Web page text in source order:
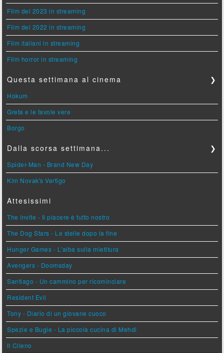
Film del 2023 in streaming
Film del 2022 in streaming
Film italiani in streaming
Film horror in streaming
Questa settimana al cinema ❯
Hokum
Greta e le favole vere
Borgo
Dalla scorsa settimana... ❯
Spider-Man - Brand New Day
Kim Novak's Vertigo
Attesissimi
The Invite - Il piacere è tutto nostro
The Dog Stars - Le stelle dopo la fine
Hunger Games - L'alba sulla mietitura
Avengers - Doomsday
Santiago - Un cammino per ricominciare
Resident Evil
Tony - Diario di un giovane cuoco
Spezie e Bugie - La piccola cucina di Mehdi
Il Cileno